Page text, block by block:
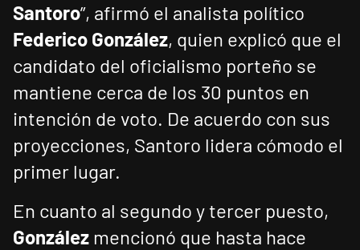
Santoro”, afirmó el analista político
Federico González, quien explicó que el
candidato del oficialismo porteño se
mantiene cerca de los 30 puntos en
intención de voto. De acuerdo con sus
proyecciones, Santoro lidera cómodo el
primer lugar.
En cuanto al segundo y tercer puesto,
González mencionó que hasta hace